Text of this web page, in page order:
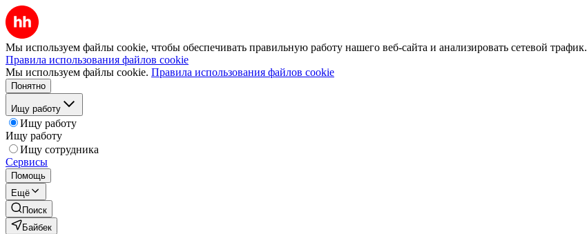
Мы используем файлы cookie, чтобы обеспечивать правильную работу нашего веб-сайта и анализировать сетевой трафик.
Правила использования файлов cookie
Мы используем файлы cookie. Правила использования файлов cookie
Понятно
Ищу работу
Ищу работу
Ищу работу
Ищу сотрудника
Сервисы
Помощь
Ещё
Поиск
Байбек